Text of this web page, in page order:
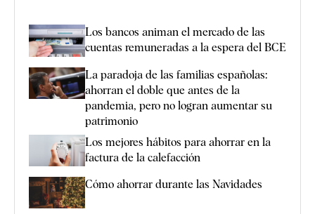
Los bancos animan el mercado de las
cuentas remuneradas a la espera del BCE
La paradoja de las familias españolas:
ahorran el doble que antes de la
pandemia, pero no logran aumentar su
patrimonio
Los mejores hábitos para ahorrar en la
factura de la calefacción
Cómo ahorrar durante las Navidades